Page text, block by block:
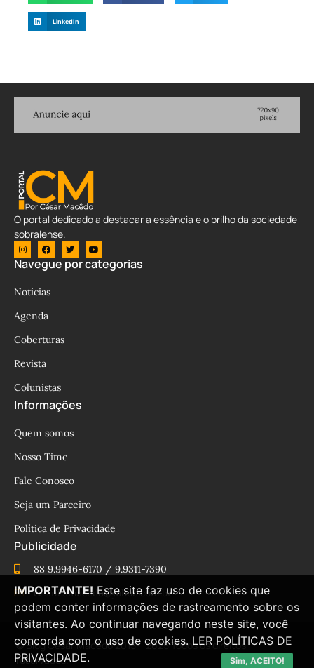
LinkedIn
O portal dedicado a destacar a essência e o brilho da sociedade
sobralense.
Navegue por categorias
Notícias
Agenda
Coberturas
Revista
Colunistas
Informações
Quem somos
Nosso Time
Fale Conosco
Seja um Parceiro
Política de Privacidade
Publicidade
88 9.9946-6170 / 9.9311-7390
cesinhamacedo@yahoo.com.br
© Blog César Macêdo 2015 – 2025 Todos os direitos
reservados.
IMPORTANTE! Este site faz uso de cookies que
podem conter informações de rastreamento sobre os
visitantes. Ao continuar navegando neste site, você
concorda com o uso de cookies. LER POLÍTICAS DE
PRIVACIDADE.
Sim, ACEITO!